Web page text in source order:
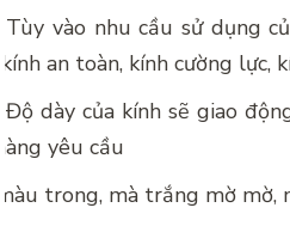
Tùy vào nhu cầu sử dụng
an toàn, kính cường lực,
Độ dày của kính sẽ giao
yêu cầu
trong, mà trắng mờ mờ,